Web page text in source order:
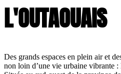
L'OUTAOUAIS
Des grands espaces en plein air et
non loin d’une vie urbaine vibrante :